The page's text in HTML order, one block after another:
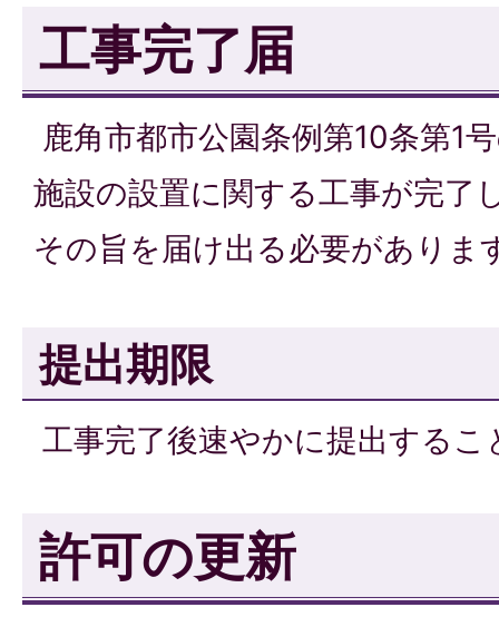
工事完了届
鹿角市都市公園条例第10条第1
施設の設置に関する工事が完了
その旨を届け出る必要がありま
提出期限
工事完了後速やかに提出するこ
許可の更新